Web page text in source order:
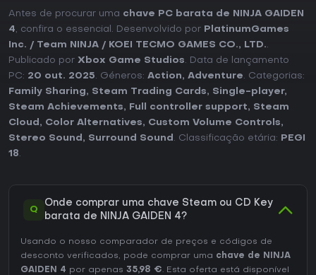
Antes de procurar uma chave PC barata de NINJA GAIDEN
4, confira o essencial. Desenvolvido por PlatinumGames
Inc. / Team NINJA / KOEI TECMO GAMES CO., LTD..
Publicado por Xbox Game Studios. Data de lançamento
PC: 20 out. 2025. Géneros: Action, Adventure. Categorias:
Family Sharing, Steam Trading Cards, Single-player,
Steam Achievements, Full controller support, Steam
Cloud , Color Alternatives, Custom Volume Controls,
Stereo Sound , Surround Sound . Classificação etária:
PEGI
18.
Q
Onde comprar uma chave Steam ou CD Key
barata de NINJA GAIDEN 4?
Usando o nosso comparador de preços e códigos de
desconto verificados, pode comprar uma chave de NINJA
GAIDEN 4 por apenas 35,98 €. Esta oferta está disponível